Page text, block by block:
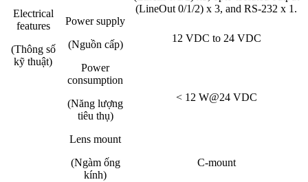
Electrical
features
(Thông số
kỹ thuật)
(LineOut 0/1/2) x 3, and RS-232 x 1.
Power supply
(Nguồn cấp)
12 VDC to 24 VDC
Power
consumption
(Năng lượng
tiêu thụ)
< 12 W@24 VDC
Lens mount
(Ngàm ống
kính)
C-mount